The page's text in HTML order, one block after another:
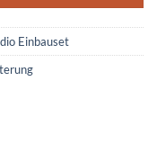
Einbauset